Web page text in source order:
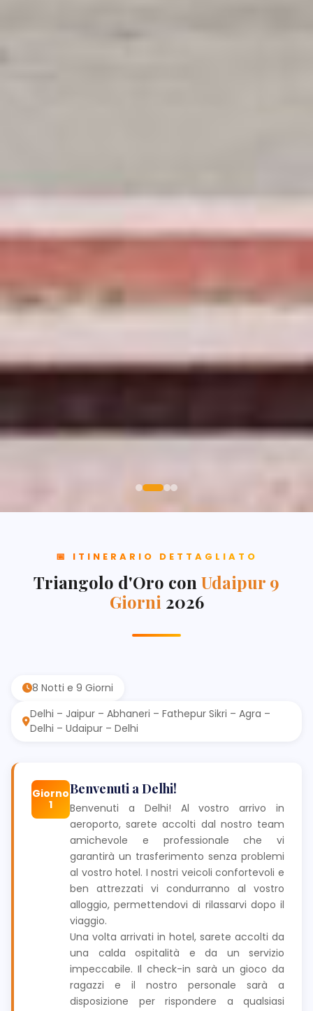
📅 ITINERARIO DETTAGLIATO
Triangolo d'Oro con Udaipur 9
Giorni 2026
8 Notti e 9 Giorni
Delhi – Jaipur – Abhaneri – Fathepur Sikri – Agra –
Delhi – Udaipur – Delhi
Giorno
1
Benvenuti a Delhi!
Benvenuti a Delhi! Al vostro arrivo in
aeroporto, sarete accolti dal nostro team
amichevole e professionale che vi
garantirà un trasferimento senza problemi
al vostro hotel. I nostri veicoli confortevoli e
ben attrezzati vi condurranno al vostro
alloggio, permettendovi di rilassarvi dopo il
viaggio.
Una volta arrivati in hotel, sarete accolti da
una calda ospitalità e da un servizio
impeccabile. Il check-in sarà un gioco da
ragazzi e il nostro personale sarà a
disposizione per rispondere a qualsiasi